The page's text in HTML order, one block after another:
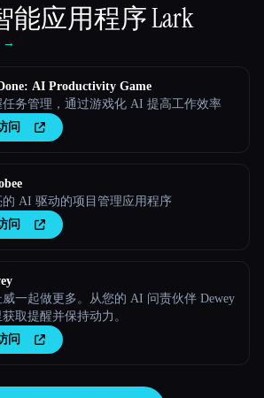
能应用程序Lark
→
AI Productivity Game
任务管理，通过游戏化 AI 提高工作效率
问
的 AI 驱动的项目管理应用程序
问
威一起做更多。从您的 AI 问责伙伴 Dewey
取提醒并保持动力。
问